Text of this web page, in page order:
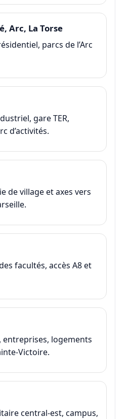
Arc, La Torse
parcs de l’Arc
gare TER,
d’activités.
de village et axes vers
facultés, accès A8 et
logements
Victoire.
central-est, campus,